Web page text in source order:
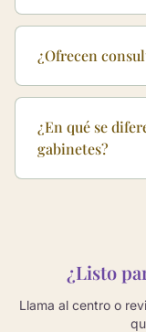
¿Ofrecen
¿En qué se
gabinetes?
¿Listo
Llama al centro o